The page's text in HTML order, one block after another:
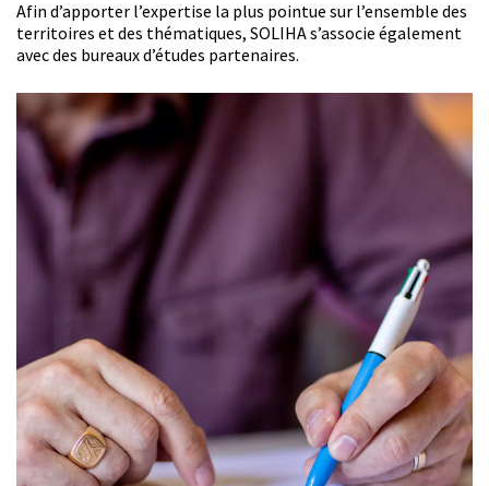
Afin d’apporter l’expertise la plus pointue sur l’ensemble des
territoires et des thématiques, SOLIHA s’associe également
avec des bureaux d’études partenaires.